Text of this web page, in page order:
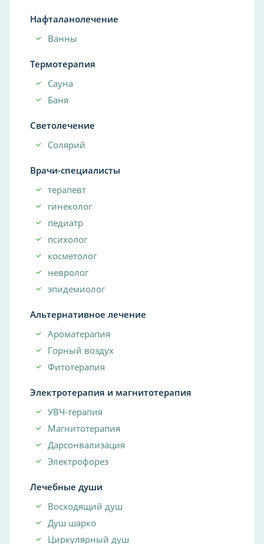
Нафталанолечение
Ванны
Термотерапия
Сауна
Баня
Светолечение
Солярий
Врачи-специалисты
терапевт
гинеколог
педиатр
психолог
косметолог
невролог
эпидемиолог
Альтернативное лечение
Ароматерапия
Горный воздух
Фитотерапия
Электротерапия и магнитотерапия
УВЧ-терапия
Магнитотерапия
Дарсонвализация
Электрофорез
Лечебные души
Восходящий душ
Душ шарко
Циркулярный душ